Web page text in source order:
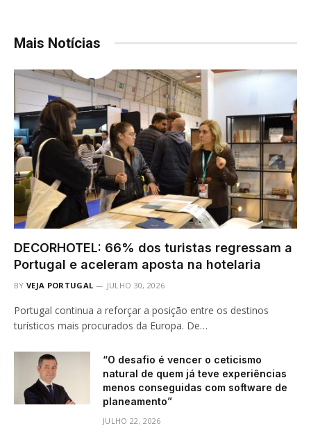
Mais Notícias
DECORHOTEL: 66% dos turistas regressam a
Portugal e aceleram aposta na hotelaria
BY VEJA PORTUGAL JULHO 30, 2026
Portugal continua a reforçar a posição entre os destinos
turísticos mais procurados da Europa. De…
“O desafio é vencer o ceticismo
natural de quem já teve experiências
menos conseguidas com software de
planeamento”
JULHO 22, 2026